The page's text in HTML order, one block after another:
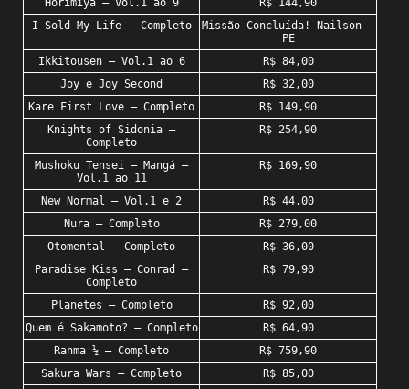
Horimiya – Vol.1 ao 9
R$ 144,90
I Sold My Life – Completo
Missão Concluída! Nailson –
PE
Ikkitousen – Vol.1 ao 6
R$ 84,00
Joy e Joy Second
R$ 32,00
Kare First Love – Completo
R$ 149,90
Knights of Sidonia –
Completo
R$ 254,90
Mushoku Tensei – Mangá –
Vol.1 ao 11
R$ 169,90
New Normal – Vol.1 e 2
R$ 44,00
Nura – Completo
R$ 279,00
Otomental – Completo
R$ 36,00
Paradise Kiss – Conrad –
Completo
R$ 79,90
Planetes – Completo
R$ 92,00
Quem é Sakamoto? – Completo
R$ 64,90
Ranma ½ – Completo
R$ 759,90
Sakura Wars – Completo
R$ 85,00